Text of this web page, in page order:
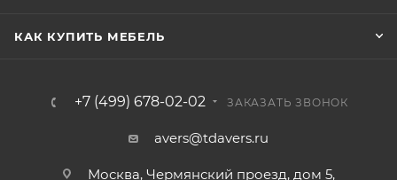
КАК КУПИТЬ МЕБЕЛЬ
+7 (499) 678-02-02 ЗАКАЗАТЬ ЗВОНОК
avers@tdavers.ru
Москва, Чермянский проезд, дом 5,